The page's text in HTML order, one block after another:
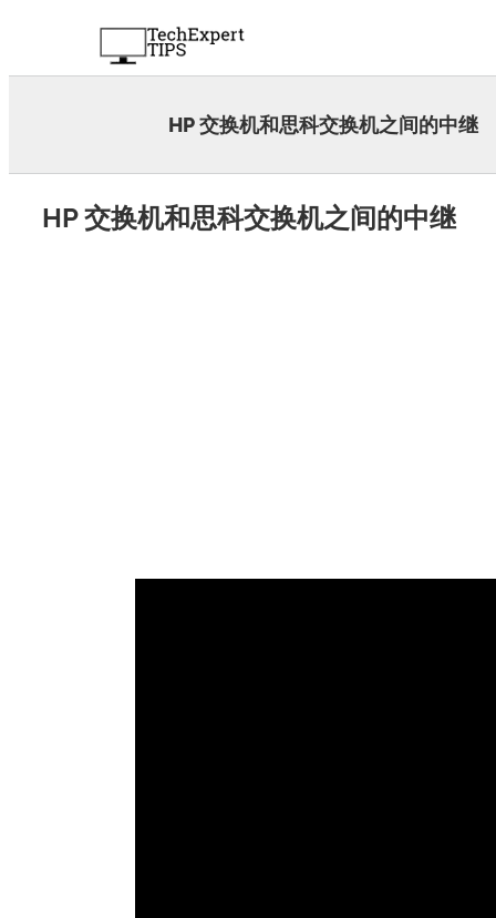
HP 交换机和思科交换机之间的中继
HP 交换机和思科交换机之间的中继